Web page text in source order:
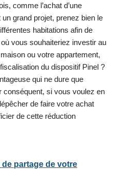
comme l’achat d’une
grand projet, prenez bien le
habitations afin de
vous souhaiteriez investir au
ou votre appartement,
du dispositif Pinel ?
qui ne dure que
conséquent, si vous voulez en
de faire votre achat
de cette réduction
partage de votre